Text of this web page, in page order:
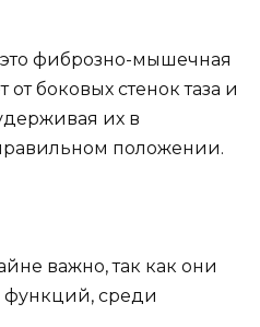
фиброзно-мышечная
от боковых стенок таза и
их в
положении.
важно, так как они
функций, среди